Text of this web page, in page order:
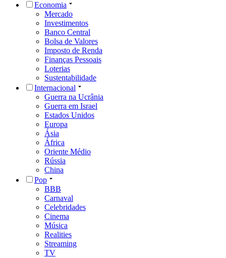
Economia
Mercado
Investimentos
Banco Central
Bolsa de Valores
Imposto de Renda
Finanças Pessoais
Loterias
Sustentabilidade
Internacional
Guerra na Ucrânia
Guerra em Israel
Estados Unidos
Europa
Ásia
África
Oriente Médio
Rússia
China
Pop
BBB
Carnaval
Celebridades
Cinema
Música
Realities
Streaming
TV